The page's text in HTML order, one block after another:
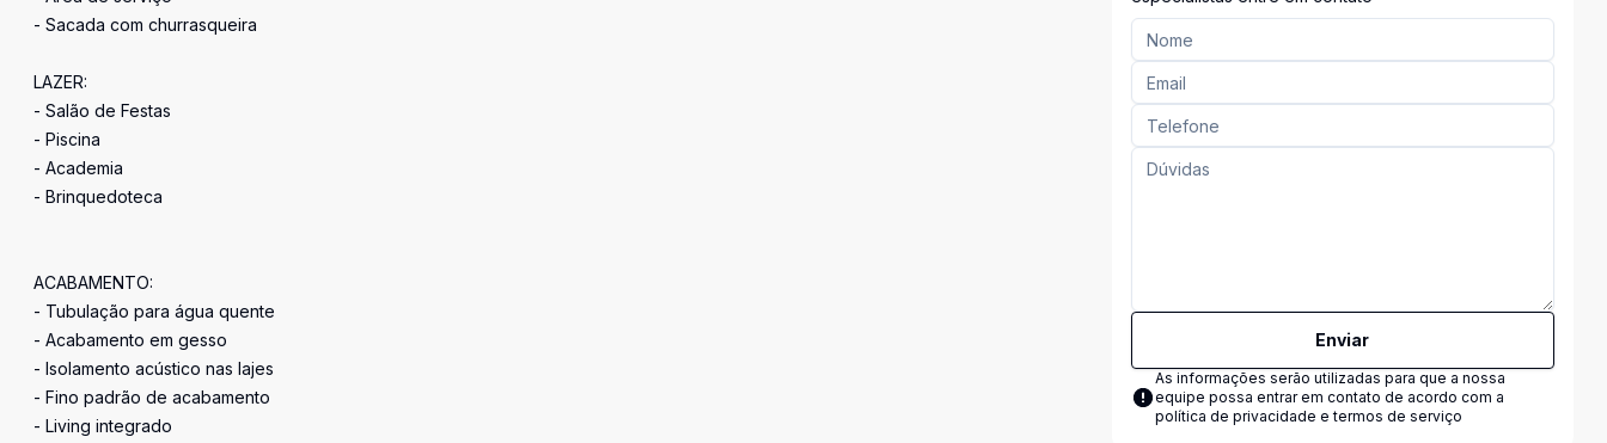
- Sacada com churrasqueira
LAZER:
- Salão de Festas
- Piscina
- Academia
- Brinquedoteca
ACABAMENTO:
- Tubulação para água quente
- Acabamento em gesso
- Isolamento acústico nas lajes
- Fino padrão de acabamento
- Living integrado
Enviar
As informações serão utilizadas para que a nossa
equipe possa entrar em contato de acordo com a
política de privacidade e termos de serviço